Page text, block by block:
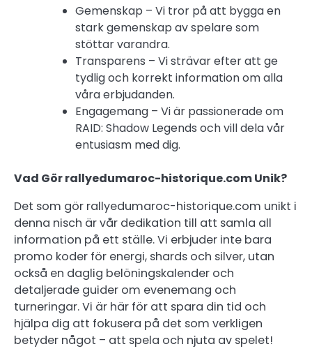
Gemenskap – Vi tror på att bygga en
stark gemenskap av spelare som
stöttar varandra.
Transparens – Vi strävar efter att ge
tydlig och korrekt information om alla
våra erbjudanden.
Engagemang – Vi är passionerade om
RAID: Shadow Legends och vill dela vår
entusiasm med dig.
Vad Gör rallyedumaroc-historique.com Unik?
Det som gör rallyedumaroc-historique.com unikt i
denna nisch är vår dedikation till att samla all
information på ett ställe. Vi erbjuder inte bara
promo koder för energi, shards och silver, utan
också en daglig belöningskalender och
detaljerade guider om evenemang och
turneringar. Vi är här för att spara din tid och
hjälpa dig att fokusera på det som verkligen
betyder något – att spela och njuta av spelet!